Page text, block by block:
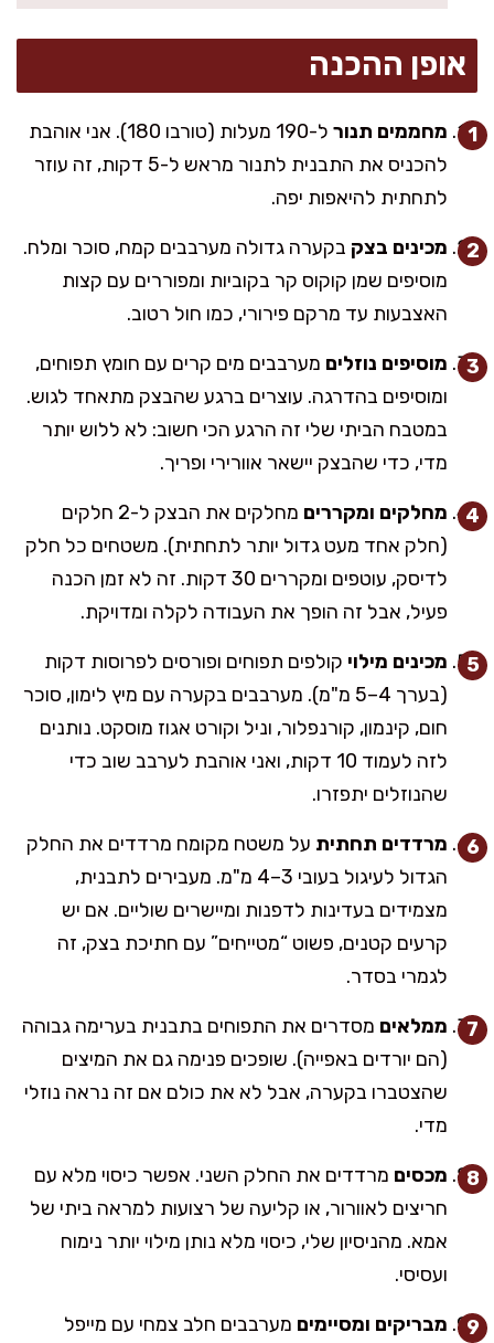
אופן ההכנה
מחממים תנור
ל-190 מעלות (טורבו 180). אני אוהבת
להכניס את התבנית לתנור מראש ל-5 דקות, זה עוזר
לתחתית להיאפות יפה.
מכינים בצק בקערה גדולה מערבבים קמח, סוכר ומלח.
מוסיפים שמן קוקוס קר בקוביות ומפוררים עם קצות
האצבעות עד מרקם פירורי, כמו חול רטוב.
מוסיפים נוזלים מערבבים מים קרים עם חומץ תפוחים,
ומוסיפים בהדרגה. עוצרים ברגע שהבצק מתאחד לגוש.
במטבח הביתי שלי זה הרגע הכי חשוב: לא ללוש יותר
מדי, כדי שהבצק יישאר אוורירי ופריך.
מחלקים ומקררים
מחלקים את הבצק ל-2 חלקים
(חלק אחד מעט גדול יותר לתחתית). משטחים כל חלק
לדיסק, עוטפים ומקררים 30 דקות. זה לא זמן הכנה
פעיל, אבל זה הופך את העבודה לקלה ומדויקת.
מכינים מילוי קולפים תפוחים ופורסים לפרוסות דקות
(בערך 4–5 מ"מ). מערבבים בקערה עם מיץ לימון, סוכר
חום, קינמון, קורנפלור, וניל וקורט אגוז מוסקט. נותנים
לזה לעמוד 10 דקות, ואני אוהבת לערבב שוב כדי
שהנוזלים יתפזרו.
מרדדים תחתית על משטח מקומח מרדדים את החלק
הגדול לעיגול בעובי 3–4 מ"מ. מעבירים לתבנית,
מצמידים בעדינות לדפנות ומיישרים שוליים. אם יש
קרעים קטנים, פשוט “מטייחים” עם חתיכת בצק, זה
לגמרי בסדר.
ממלאים מסדרים את התפוחים בתבנית בערימה גבוהה
(הם יורדים באפייה). שופכים פנימה גם את המיצים
שהצטברו בקערה, אבל לא את כולם אם זה נראה נוזלי
מדי.
מכסים מרדדים את החלק השני. אפשר כיסוי מלא עם
חריצים לאוורור, או קליעה של רצועות למראה ביתי של
אמא. מהניסיון שלי, כיסוי מלא נותן מילוי יותר נימוח
ועסיסי.
מבריקים ומסיימים מערבבים חלב צמחי עם מייפל